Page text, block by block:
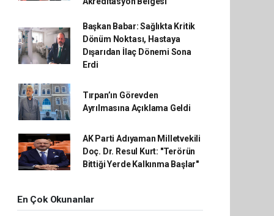
Başkan Babar: Sağlıkta Kritik
Dönüm Noktası, Hastaya
Dışarıdan İlaç Dönemi Sona
Erdi
Tırpan’ın Görevden
Ayrılmasına Açıklama Geldi
AK Parti Adıyaman Milletvekili
Doç. Dr. Resul Kurt: "Terörün
Bittiği Yerde Kalkınma Başlar"
En Çok Okunanlar